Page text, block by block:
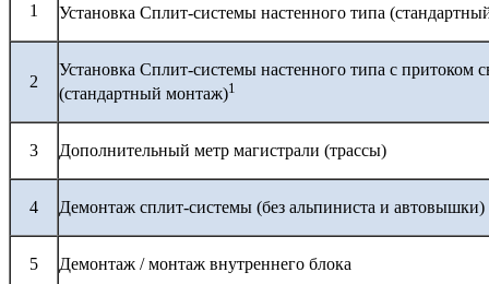
1 Установка Сплит-системы настенного типа
2
Установка Сплит-системы настенного типа с притоком
(стандартный монтаж)1
3 Дополнительный метр магистрали (трассы)
4 Демонтаж сплит-системы (без альпиниста и автовышки)
5 Демонтаж / монтаж внутреннего блока